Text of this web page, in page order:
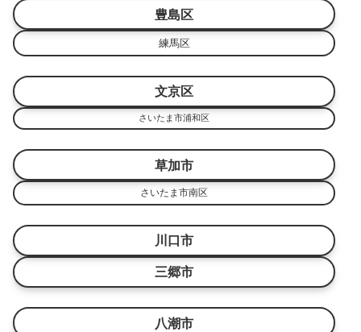
豊島区
練馬区
文京区
さいたま市浦和区
草加市
さいたま市南区
川口市
三郷市
八潮市